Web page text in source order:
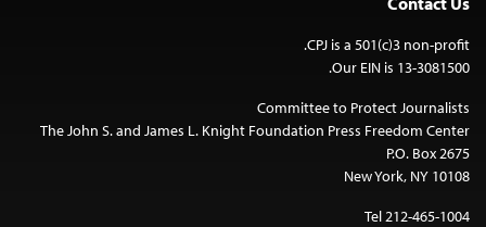
CPJ is a 501(c)3 non-profit.
Our EIN is 13-3081500.
Committee to Protect Journalists
The John S. and James L. Knight Foundation Press Freedom Center
P.O. Box 2675
New York, NY 10108
Tel 212-465-1004